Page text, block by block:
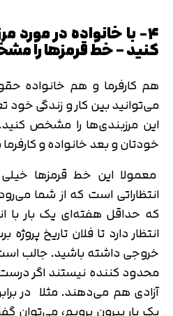
۴- با خانواده در مورد
کنید – خط قرمزها را
هم کارفرما و هم خانواده
می‌توانید بین کار و زندگی خود
این مرزبندی‌ها را مشخص
خودتان و بعد خانواده و کارفرما
معمولا این خط قرمزها
انتظاراتی است که از شما
که حداقل هفته‌ای یک بار با
خروجی داشته باشید. جالب
محدود کننده نیستند اگر
آزادی هم می‌دهند. مثلا در
کد ارسال شده را
اصلاح شماره
تایید کد
دریافت مجدد کد:
متوجه شدم